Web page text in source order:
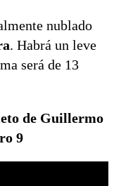
nublado
. Habrá un leve
será de 13
de Guillermo
9